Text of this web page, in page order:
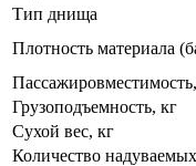
Тип днища
Плотность материала
Грузоподъемность, кг
Сухой вес, кг
Количество